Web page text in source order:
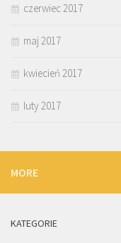
czerwiec 2017
maj 2017
kwiecień 2017
luty 2017
MORE
KATEGORIE